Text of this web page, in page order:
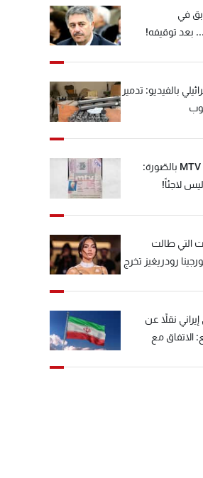
في
بعد توقيفه!
بالفيديو: تدمير
خاص موقع MTV بالصّورة:
لاجئاً!
التي طالت
رودريغيز تخرج
نقلاً عن
مع